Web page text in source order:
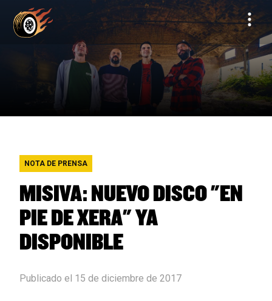
NOTA DE PRENSA
MISIVA: NUEVO DISCO "EN
PIE DE XERA" YA
DISPONIBLE
Publicado el 15 de diciembre de 2017